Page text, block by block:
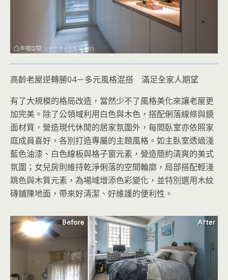
高齡老屋逆轉勝04－多元風格混搭 滿足全家人期望
有了大規模的格局改造，當然少不了風格美化來讓老屋更
加完美。除了公領域利用白色與木色，搭配俐落線條與鏡
面材質，營造現代休閒的居家氛圍外，每間臥室亦依照家
庭成員喜好，各別打造專屬的主題風格。如主臥室透過淺
藍色油漆、白色線板與格子窗元素，營造簡約清爽的美式
氛圍；女兒房則維持乾淨俐落的空間輪廓，局部搭配輕淺
跳色與木質元素，為場域增添色彩變化，並特別選用木紋
磚鋪陳地面，帶來好清潔、好維護的便利性。